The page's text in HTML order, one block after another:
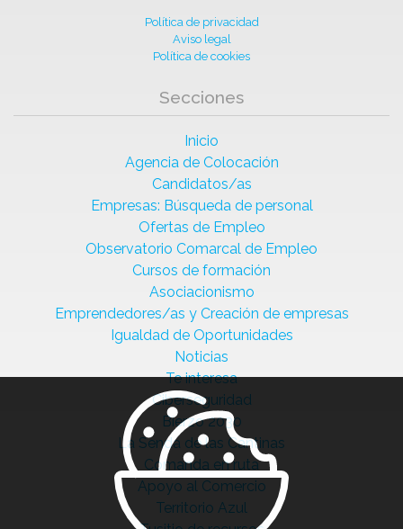
Política de privacidad
Aviso legal
Política de cookies
Secciones
Inicio
Agencia de Colocación
Candidatos/as
Empresas: Búsqueda de personal
Ofertas de Empleo
Observatorio Comarcal de Empleo
Cursos de formación
Asociacionismo
Emprendedores/as y Creación de empresas
Igualdad de Oportunidades
Noticias
Te interesa
Ciberseguridad
Bierzo 2030
La Senda de las Cantinas
Comanda en ruta
Apoyo al Comercio
Territorio Azul